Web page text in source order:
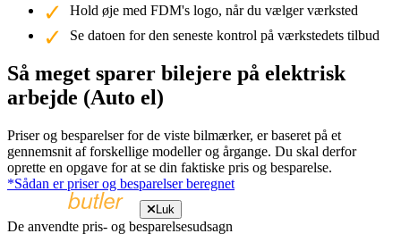
Hold øje med FDM's logo, når du vælger værksted
Se datoen for den seneste kontrol på værkstedets tilbud
Så meget sparer bilejere på elektrisk
arbejde (Auto el)
Priser og besparelser for de viste bilmærker, er baseret på et
gennemsnit af forskellige modeller og årgange. Du skal derfor
oprette en opgave for at se din faktiske pris og besparelse.
*Sådan er priser og besparelser beregnet
Luk
De anvendte pris- og besparelsesudsagn